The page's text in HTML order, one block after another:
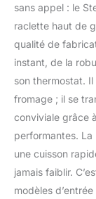
sans appel : le
raclette haut de
qualité de
instant, de la
son thermostat.
fromage ; il se
conviviale grâce
performantes.
une cuisson
jamais faiblir.
modèles